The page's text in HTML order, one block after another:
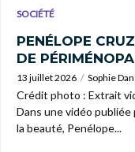
SOCIÉTÉ
PENÉLOPE
DE
13 juillet 2026 Sophie
Crédit photo : Extrait
Dans une vidéo publiée
la beauté, Penélope...